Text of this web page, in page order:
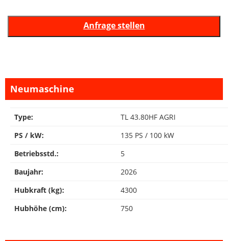
Neumaschine
Type:
TL 43.80HF AGRI
PS / kW:
135 PS / 100 kW
Betriebsstd.:
5
Baujahr:
2026
Hubkraft (kg):
4300
Hubhöhe (cm):
750